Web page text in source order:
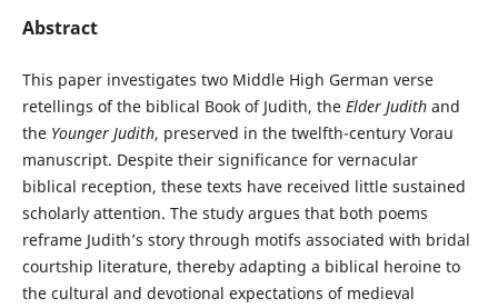
Abstract
This paper investigates two Middle High German verse
retellings of the biblical Book of Judith, the Elder Judithand
the Younger Judith, preserved in the twelfth-century Vorau
manuscript. Despite their significance for vernacular
biblical reception, these texts have received little sustained
scholarly attention. The study argues that both poems
reframe Judith’s story through motifs associated with bridal
courtship literature, thereby adapting a biblical heroine to
the cultural and devotional expectations of medieval